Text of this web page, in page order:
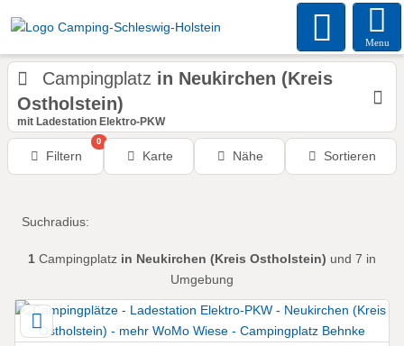
Menu
Campingplatz in Neukirchen (Kreis
Ostholstein)
mit Ladestation Elektro-PKW
Filtern
0
Karte Nähe Sortieren
Suchradius:
1 Campingplatz in Neukirchen (Kreis Ostholstein) und 7 in
Umgebung